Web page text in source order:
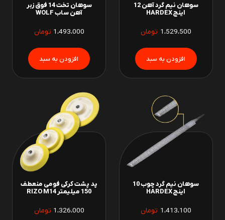
سوهان نیم گرد آهن 12
اینچ HARDEX
1،529،500 تومان
سوهان تخت 14 فوق زبر
آهن ساب WOLF
1،493،000 تومان
سوهان نیم گرد چوب 10
اینچ HARDEX
1،413،100 تومان
پد پشت کرکی فومی منعطف
150 میلیمتر RIZO M14
1،326،000 تومان